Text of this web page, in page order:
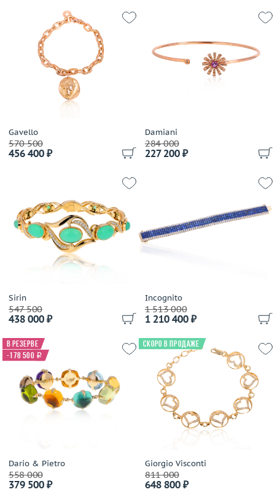
Gavello
570 500
456 400 ₽
Damiani
284 000
227 200 ₽
Sirin
547 500
438 000 ₽
Incognito
1 513 000
1 210 400 ₽
Dario & Pietro
558 000
379 500 ₽
В резерве
-178 500 i
Giorgio Visconti
811 000
648 800 ₽
Скоро в продаже